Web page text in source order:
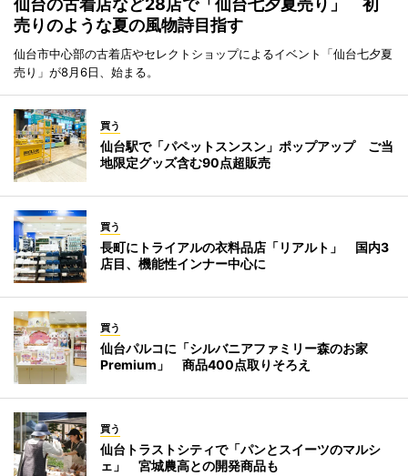
売りのような夏の風物詩目指す
仙台市中心部の古着店やセレクトショップによるイベント「仙台七夕夏
売り」が8月6日、始まる。
買う
仙台駅で「パペットスンスン」ポップアップ ご当
地限定グッズ含む90点超販売
買う
長町にトライアルの衣料品店「リアルト」 国内3
店目、機能性インナー中心に
買う
仙台パルコに「シルバニアファミリー森のお家
Premium」 商品400点取りそろえ
買う
仙台トラストシティで「パンとスイーツのマルシ
ェ」 宮城農高との開発商品も